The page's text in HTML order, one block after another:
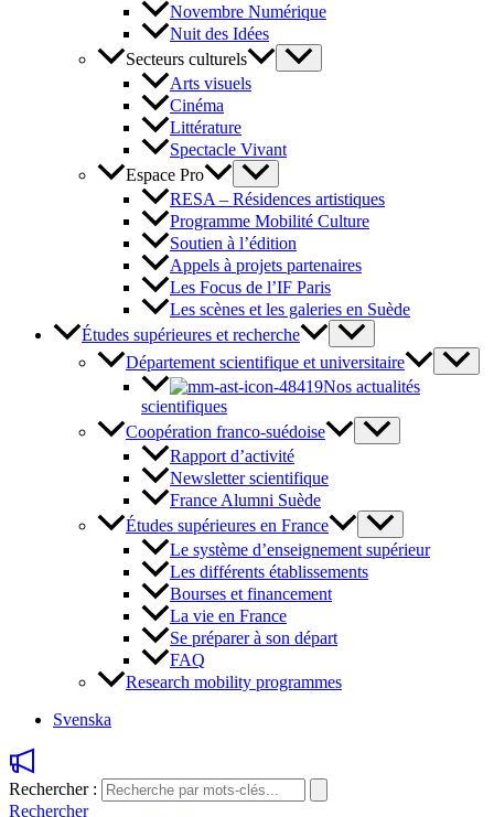
Novembre Numérique
Nuit des Idées
Secteurs culturels
Arts visuels
Cinéma
Littérature
Spectacle Vivant
Espace Pro
RESA – Résidences artistiques
Programme Mobilité Culture
Soutien à l’édition
Appels à projets partenaires
Les Focus de l’IF Paris
Les scènes et les galeries en Suède
Études supérieures et recherche
Département scientifique et universitaire
Nos actualités
scientifiques
Coopération franco-suédoise
Rapport d’activité
Newsletter scientifique
France Alumni Suède
Études supérieures en France
Le système d’enseignement supérieur
Les différents établissements
Bourses et financement
La vie en France
Se préparer à son départ
FAQ
Research mobility programmes
Svenska
Rechercher :
Rechercher